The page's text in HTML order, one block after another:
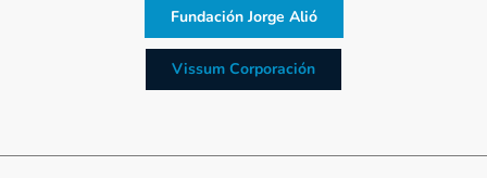
Fundación Jorge Alió
Vissum Corporación